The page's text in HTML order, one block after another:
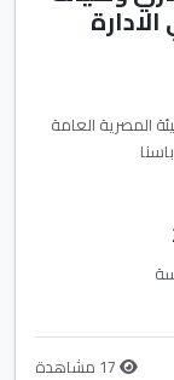
المصرية العامة